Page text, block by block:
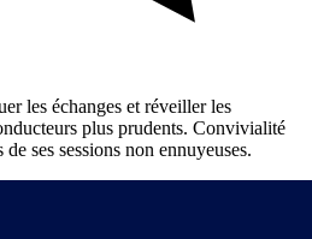
les échanges et réveiller les
plus prudents. Convivialité
ses sessions non ennuyeuses.